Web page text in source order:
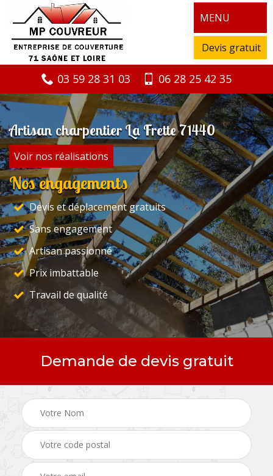
MENU
Devis gratuit
03 59 28 31 03 06 28 25 42 35
Artisan charpentier La Frette 71440
Voir nos réalisations
Nos engagements
Devis et déplacement gratuits
Sans engagement
Artisan passionné
Prix imbattable
Travail de qualité
Demande de devis gratuit